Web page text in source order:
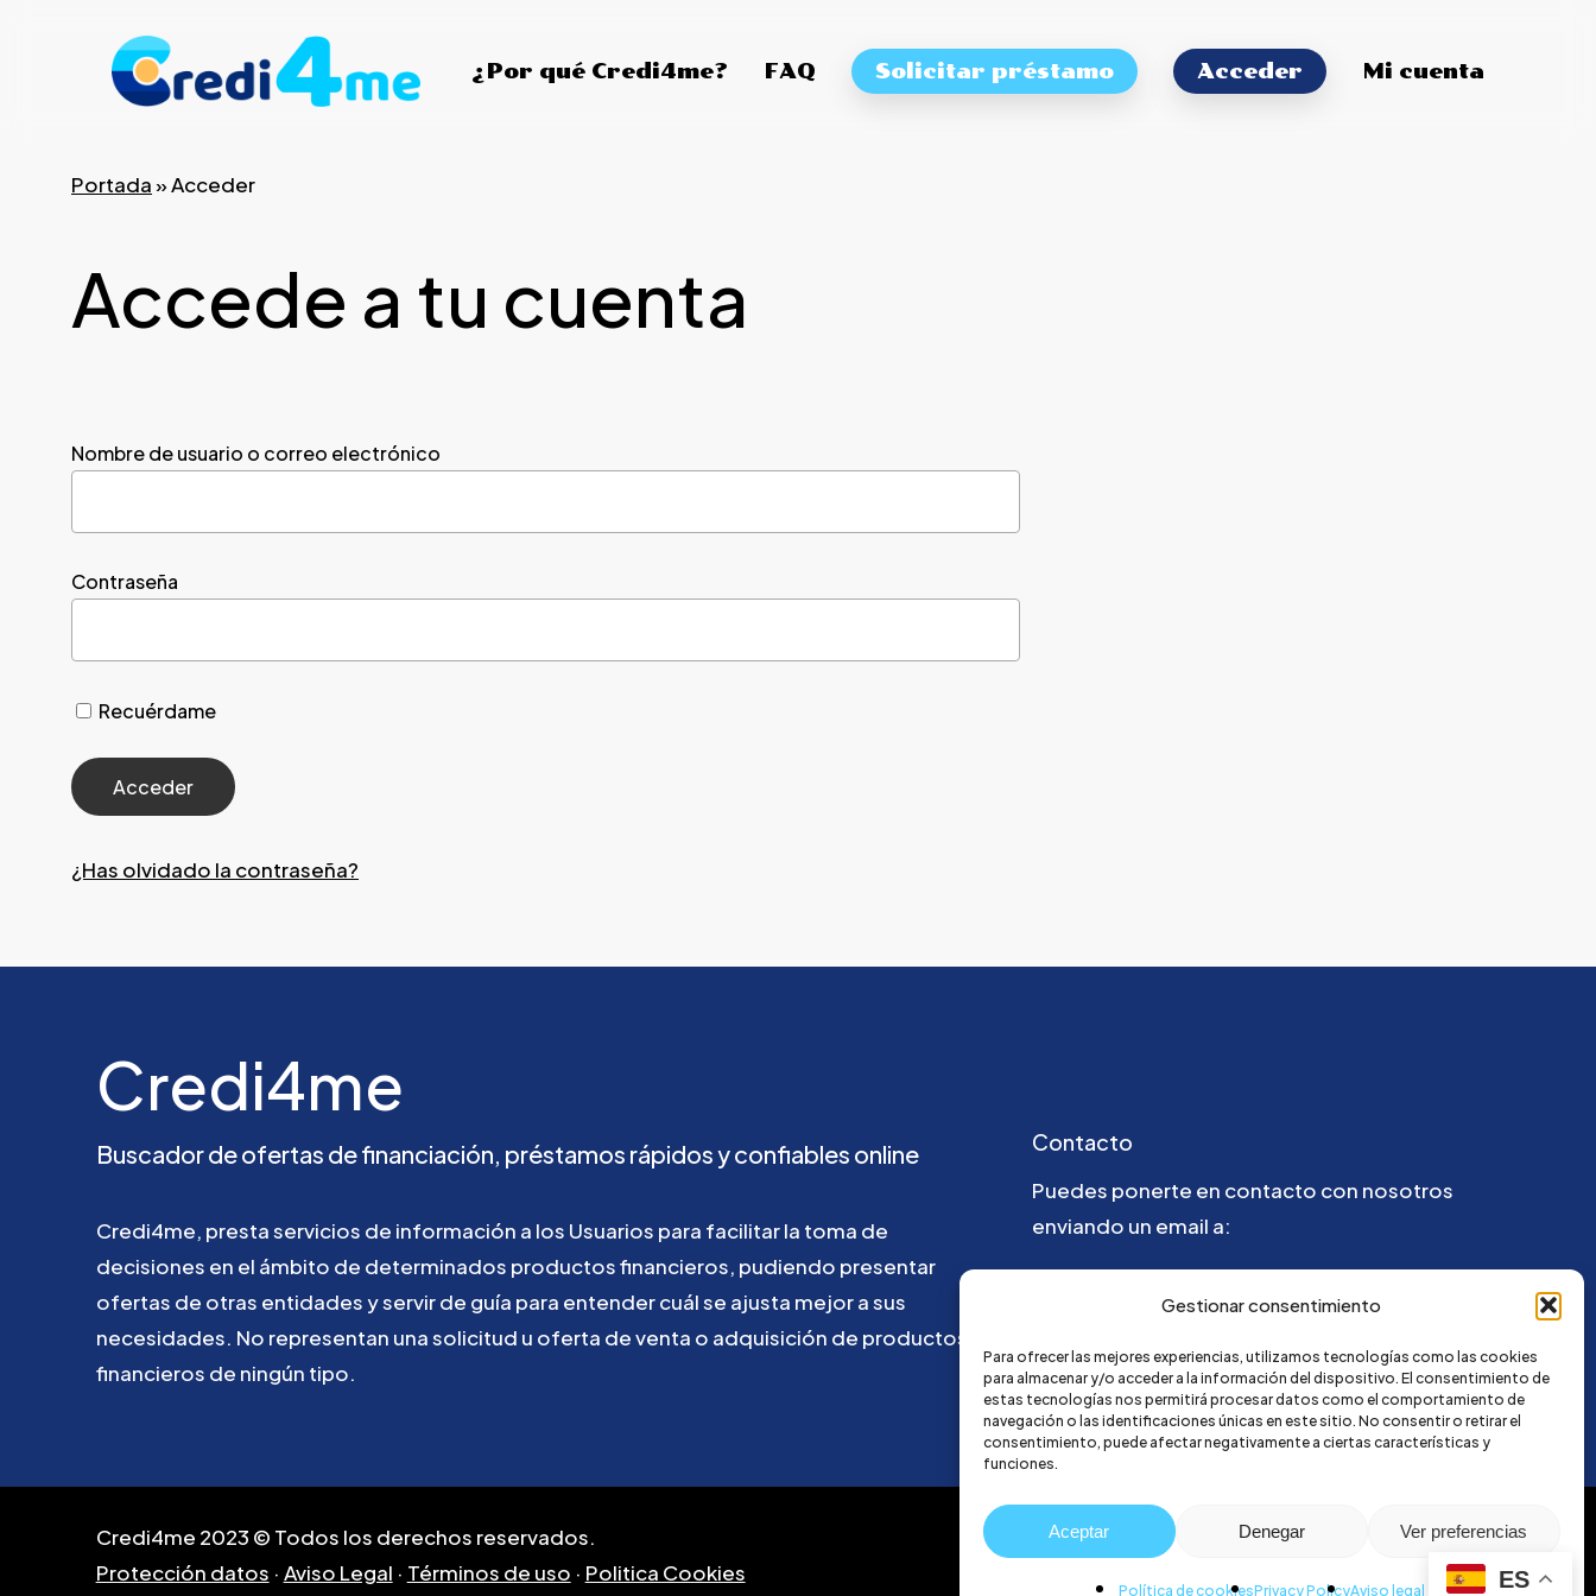
Gestionar consentimiento
Para ofrecer las mejores experiencias, utilizamos tecnologías como las cookies
para almacenar y/o acceder a la información del dispositivo. El consentimiento de
estas tecnologías nos permitirá procesar datos como el comportamiento de
navegación o las identificaciones únicas en este sitio. No consentir o retirar el
consentimiento, puede afectar negativamente a ciertas características y
funciones.
Aceptar Denegar Ver preferencias
Política de cookiesPrivacy PolicyAviso legal
¿Por qué Credi4me? FAQ Solicitar préstamo Acceder Mi cuenta
Portada»Acceder
Accede a tu cuenta
Nombre de usuario o correo electrónico
Contraseña
Recuérdame
¿Has olvidado la contraseña?
Credi4me
Buscadordeofertas definanciación, préstamos rápidosyconfiables online
Credi4me, prestaservicios de información a los Usuarios para facilitarla toma de
decisiones en el ámbito de determinados productosfinancieros, pudiendo presentar
ofertas de otras entidadesyservirde guía para entendercuálse ajusta mejorasus
necesidades. No representan unasolicitud u oferta deventa o adquisición de productos
financieros de ningún tipo.
Contacto
Puedes ponerte en contacto con nosotros
enviando un email a:
Credi4me 2023 © Todos los derechos reservados.
Protección datos · Aviso Legal · Términos de uso · Politica Cookies ES